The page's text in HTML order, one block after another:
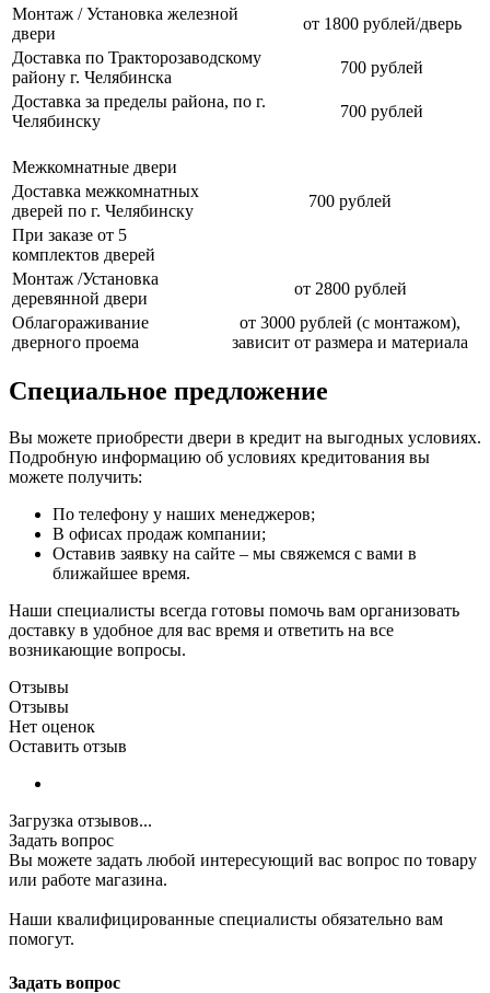
Монтаж / Установка железной
двери
от 1800 рублей/дверь
Доставка по Тракторозаводскому
району г. Челябинска
700 рублей
Доставка за пределы района, по г.
Челябинску
700 рублей
Межкомнатные двери
Доставка межкомнатных
дверей по г. Челябинску
700 рублей
При заказе от 5
комплектов дверей
Монтаж /Установка
деревянной двери
от 2800 рублей
Облагораживание
дверного проема
от 3000 рублей (с монтажом),
зависит от размера и материала
Специальное предложение
Вы можете приобрести двери в кредит на выгодных условиях.
Подробную информацию об условиях кредитования вы
можете получить:
По телефону у наших менеджеров;
В офисах продаж компании;
Оставив заявку на сайте – мы свяжемся с вами в
ближайшее время.
Наши специалисты всегда готовы помочь вам организовать
доставку в удобное для вас время и ответить на все
возникающие вопросы.
Отзывы
Отзывы
Нет оценок
Оставить отзыв
Загрузка отзывов...
Задать вопрос
Вы можете задать любой интересующий вас вопрос по товару
или работе магазина.
Наши квалифицированные специалисты обязательно вам
помогут.
Задать вопрос